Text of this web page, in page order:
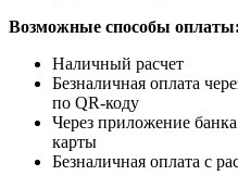
Возможные способы оплаты:
Наличный расчет
Безналичная оплата
по QR-коду
Через приложение
карты
Безналичная оплата с